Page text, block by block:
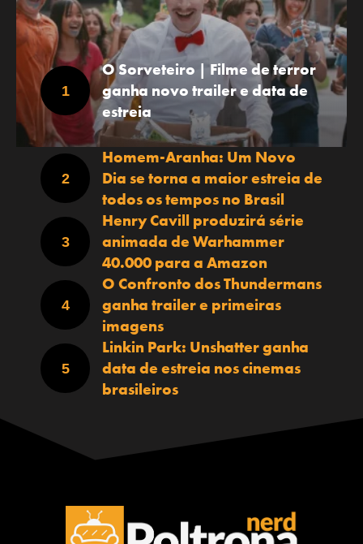
O Sorveteiro | Filme de terror
ganha novo trailer e data de
estreia
Homem-Aranha: Um Novo
Dia se torna a maior estreia de
todos os tempos no Brasil
Henry Cavill produzirá série
animada de Warhammer
40.000 para a Amazon
O Confronto dos Thundermans
ganha trailer e primeiras
imagens
Linkin Park: Unshatter ganha
data de estreia nos cinemas
brasileiros